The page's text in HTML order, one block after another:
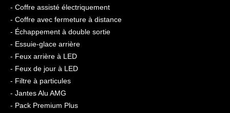
- Coffre assisté électriquement
- Coffre avec fermeture à distance
- Échappement à double sortie
- Essuie-glace arrière
- Feux arrière à LED
- Feux de jour à LED
- Filtre à particules
- Jantes Alu AMG
- Pack Premium Plus